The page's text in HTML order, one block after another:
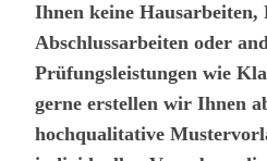
Ihnen keine
Abschlussarbeiten oder
Prüfungsleistungen wie
gerne erstellen wir Ihnen
hochqualitative